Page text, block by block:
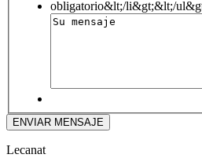
Lecanat